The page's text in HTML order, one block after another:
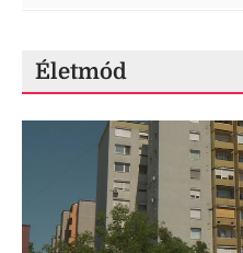
Életmód